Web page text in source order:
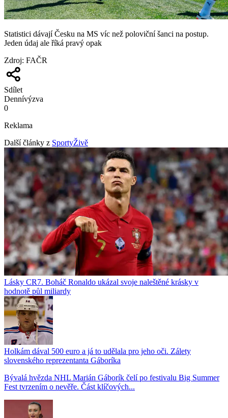
Statistici dávají Česku na MS víc než poloviční šanci na postup.
Jeden údaj ale říká pravý opak
Zdroj: FAČR
Sdílet
Dennívýzva
0
Reklama
Další články z SportyŽivě
Lásky CR7. Boháč Ronaldo ukázal svoje naleštěné krásky v
hodnotě půl miliardy
Holkám dával 500 euro a já to udělala pro jeho oči. Zálety
slovenského reprezentanta Gáboríka
Bývalá hvězda NHL Marián Gáborík čelí po festivalu Big Summer
Fest tvrzením o nevěře. Část klíčových...